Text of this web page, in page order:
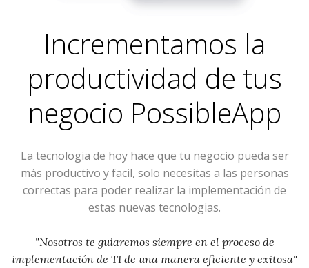
Incrementamos la
productividad de tus
negocio PossibleApp
La tecnologia de hoy hace que tu negocio pueda ser
más productivo y facil, solo necesitas a las personas
correctas para poder realizar la implementación de
estas nuevas tecnologias.
"Nosotros te guiaremos siempre en el proceso de
implementación de TI de una manera eficiente y exitosa"